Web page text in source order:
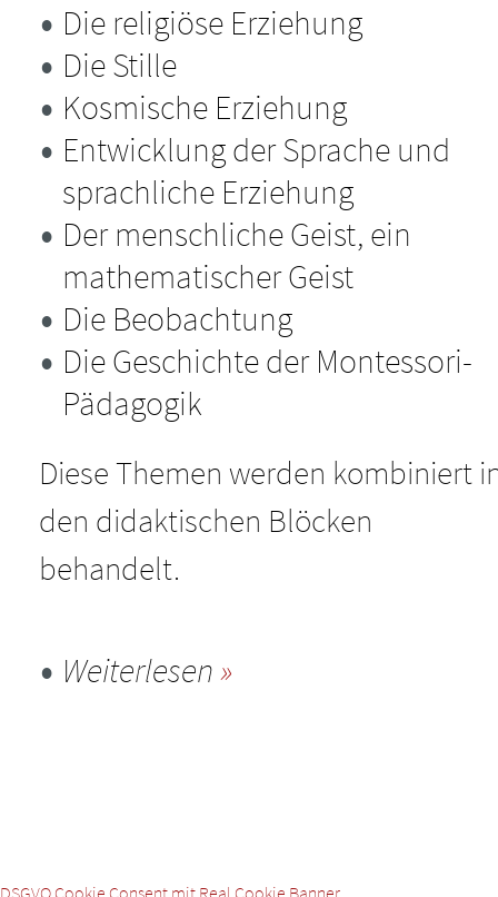
Die religiöse Erziehung
Die Stille
Kosmische Erziehung
Entwicklung der Sprache und
sprachliche Erziehung
Der menschliche Geist, ein
mathematischer Geist
Die Beobachtung
Die Geschichte der Montessori-
Pädagogik
Diese Themen werden kombiniert
den didaktischen Blöcken
behandelt.
Weiterlesen
DSGVO Cookie Consent mit Real Cookie Banner